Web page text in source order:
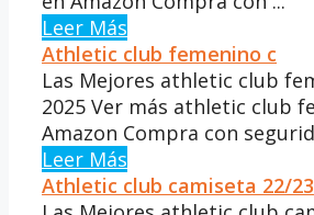
Leer Más
Athletic club femenino c
Las Mejores athletic club
2025 Ver más athletic club
Amazon Compra con
Leer Más
Athletic club camiseta 22/23